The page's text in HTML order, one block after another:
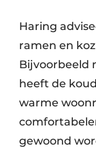
Haring
ramen en
Bijvoorbeeld
heeft de
warme
gewoond